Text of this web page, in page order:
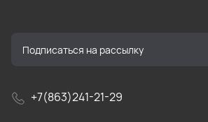
+7(863)241-21-29